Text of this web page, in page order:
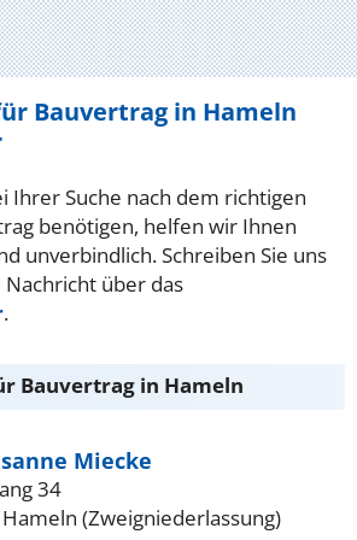
Bauvertrag in Hameln
Ihrer Suche nach dem richtigen
benötigen, helfen wir Ihnen
unverbindlich. Schreiben Sie uns
über das
.
Bauvertrag in Hameln
Miecke
34
(Zweigniederlassung)